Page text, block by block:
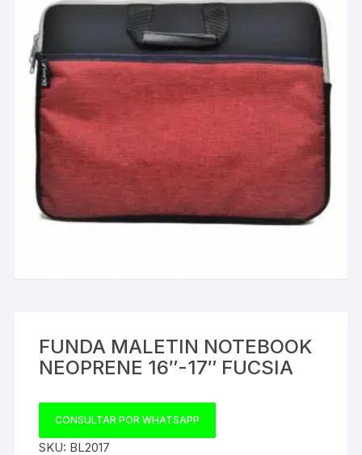
FUNDA MALETIN NOTEBOOK
NEOPRENE 16″-17″ FUCSIA
CONSULTAR POR WHATSAPP
SKU: BL2017